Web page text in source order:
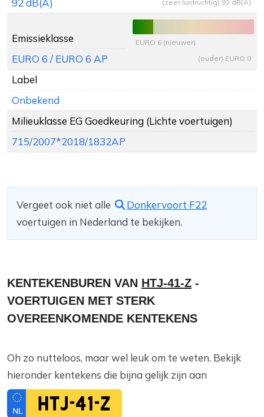
92 dB(A) (zeer luidruchtig) 92 dB(A)
Emissieklasse
EURO 6 / EURO 6 AP
EURO 6 (nieuwer)
(ouder) EURO 0
Label
Onbekend
Milieuklasse EG Goedkeuring (Lichte voertuigen)
715/2007*2018/1832AP
Vergeet ook niet alle
Donkervoort F22
voertuigen in Nederland te bekijken.
KENTEKENBUREN VAN HTJ-41-Z -
VOERTUIGEN MET STERK
OVEREENKOMENDE KENTEKENS
Oh zo nutteloos, maar wel leuk om te weten. Bekijk
hieronder kentekens die bijna gelijk zijn aan
HTJ-41-Z